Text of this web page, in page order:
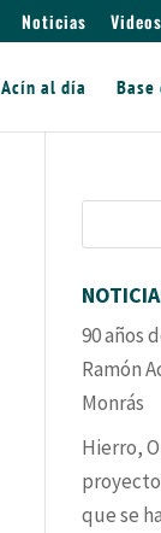
Noticias Videos
Acín al día Base
90 años
Ramón
Monrás
Hierro,
que se